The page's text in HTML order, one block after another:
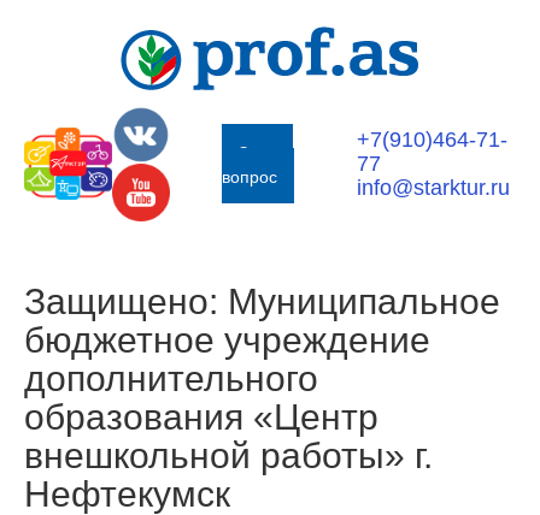
Задать
вопрос
+7(910)464-71-
77
info@starktur.ru
Защищено: Муниципальное
бюджетное учреждение
дополнительного
образования «Центр
внешкольной работы» г.
Нефтекумск